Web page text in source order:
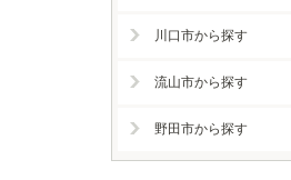
川口市から探す
流山市から探す
野田市から探す